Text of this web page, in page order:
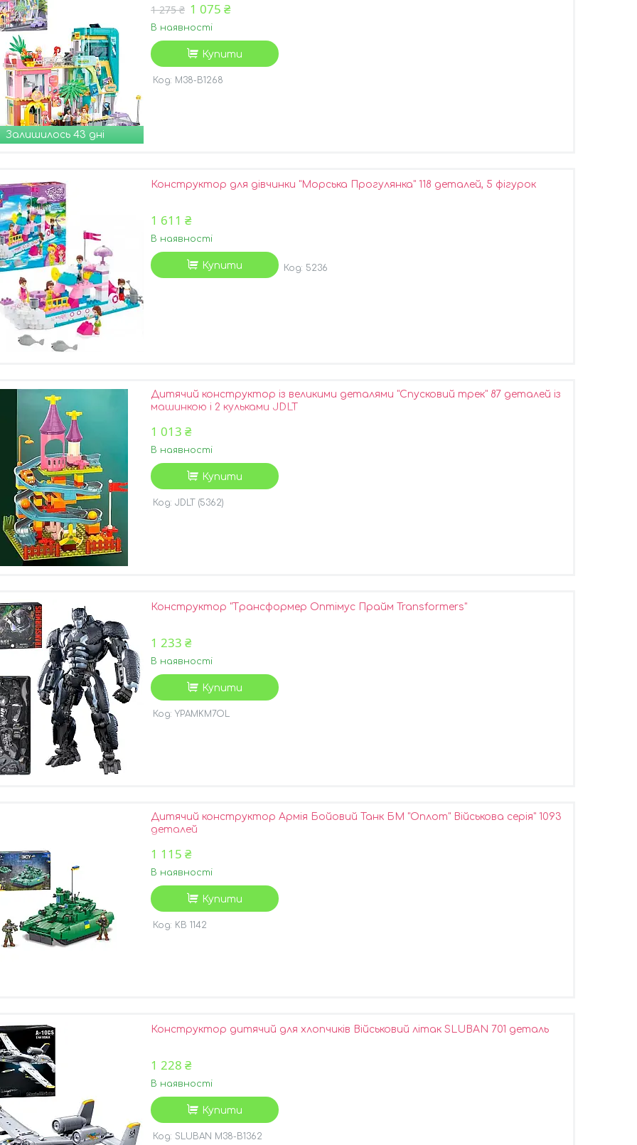
Залишилось 43 дні
1 275 ₴ 1 075 ₴
В наявності
Купити
M38-B1268
Конструктор для дівчинки "Морська Прогулянка" 118 деталей, 5 фігурок
1 611 ₴
В наявності
Купити 5236
Дитячий конструктор із великими деталями "Спусковий трек" 87 деталей із
машинкою і 2 кульками JDLT
1 013 ₴
В наявності
Купити
JDLT (5362)
Конструктор "Трансформер Оптімус Прайм Transformers"
1 233 ₴
В наявності
Купити
YPAMKM7OL
Дитячий конструктор Армія Бойовий Танк БМ "Оплот" Військова серія" 1093
деталей
1 115 ₴
В наявності
Купити
KB 1142
Конструктор дитячий для хлопчиків Військовий літак SLUBAN 701 деталь
1 228 ₴
В наявності
Купити
SLUBAN M38-B1362